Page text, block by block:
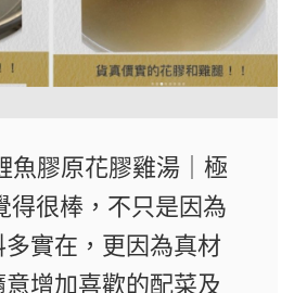
魚膠原花膠雞湯｜極
得很棒，不只是因為
實在，更因為真材
增加喜歡的配菜及